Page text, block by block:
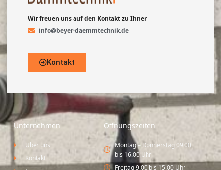
Wir freuen uns auf den Kontakt zu Ihnen
info@beyer-daemmtechnik.de
Kontakt
Unternehmen
Über uns
Kontakt
Öffnungszeiten
Montag – Donnerstag 09.00
bis 16.00 Uhr
Freitag 9.00 bis 15.00 Uhr